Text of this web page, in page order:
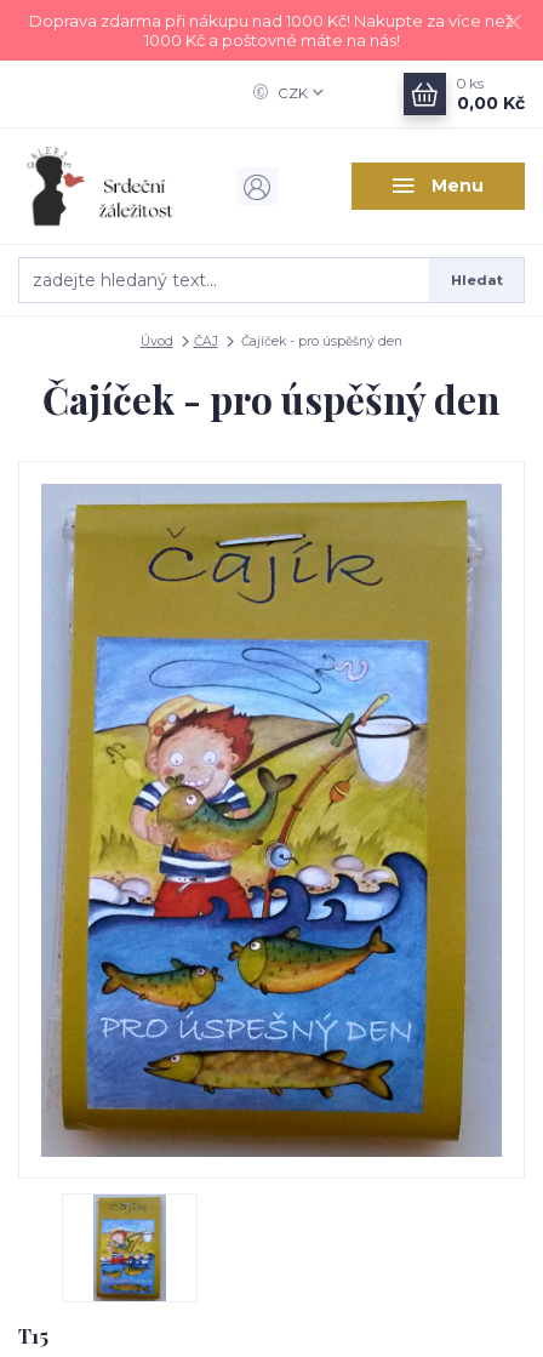
Doprava zdarma při nákupu nad 1000 Kč! Nakupte za více než
1000 Kč a poštovné máte na nás!
Menu
CZK
Hledat
0 ks
0,00 Kč
Úvod ČAJ Čajíček - pro úspěšný den
Čajíček - pro úspěšný den
T15